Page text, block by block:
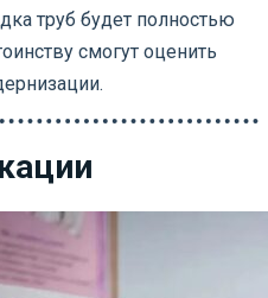
труб будет полностью
смогут оценить